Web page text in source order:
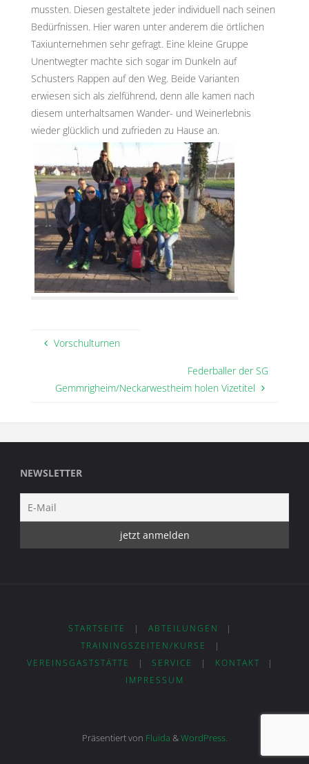
mussten. Diesen gestaltete jeder individuell nach seinen
Bedürfnissen. Hier waren unter anderem die örtlichen
Taxiunternehmen sehr gefragt. Eine kleine Gruppe
Unentwegter machte sich sogar im Dunkeln auf
Schusters Rappen auf den Weg. Beide Varianten
erwiesen sich als zielführend, denn alle kamen nach
diesem unterhaltsamen Wander- und Weinerlebnis
wieder glücklich und zufrieden zu Hause an.
Vorschulturnen
Federballer der SG
Gemmrigheim/Neckarwestheim holen Vizetitel
NEWSLETTER
STARTSEITE | ABTEILUNGEN
|
TRAININGSZEITEN/KURSE
|
VEREINSGASTSTÄTTE
| SERVICE | KONTAKT
|
IMPRESSUM
Präsentiert von Fluida &WordPress.